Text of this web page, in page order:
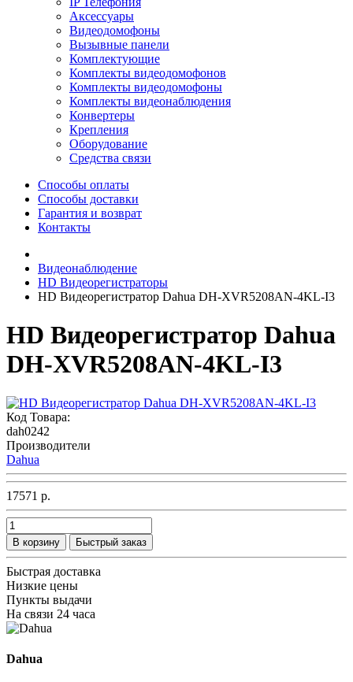
Аксессуары
Видеодомофоны
Вызывные панели
Комплектующие
Комплекты видеодомофонов
Комплекты видеодомофоны
Комплекты видеонаблюдения
Конвертеры
Крепления
Оборудование
Средства связи
Способы оплаты
Способы доставки
Гарантия и возврат
Контакты
Видеонаблюдение
HD Видеорегистраторы
HD Видеорегистратор Dahua DH-XVR5208AN-4KL-I3
HD Видеорегистратор Dahua
DH-XVR5208AN-4KL-I3
Код Товара:
dah0242
Производители
Dahua
17571 р.
В корзину Быстрый заказ
Быстрая доставка
Низкие цены
Пункты выдачи
На связи 24 часа
Dahua